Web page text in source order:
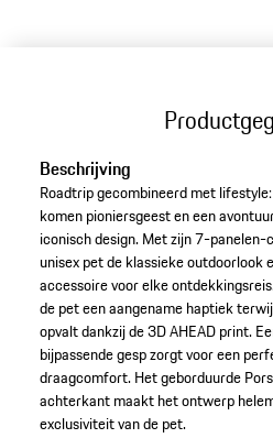
Beschrijving
Roadtrip gecombineerd met
komen pioniersgeest en een
iconisch design. Met zijn 7-
unisex pet de klassieke outdoorlook
accessoire voor elke
de pet een aangename haptiek
opvalt dankzij de 3D AHEAD print.
bijpassende gesp zorgt voor een
draagcomfort. Het geborduurde
achterkant maakt het ontwerp
exclusiviteit van de pet.